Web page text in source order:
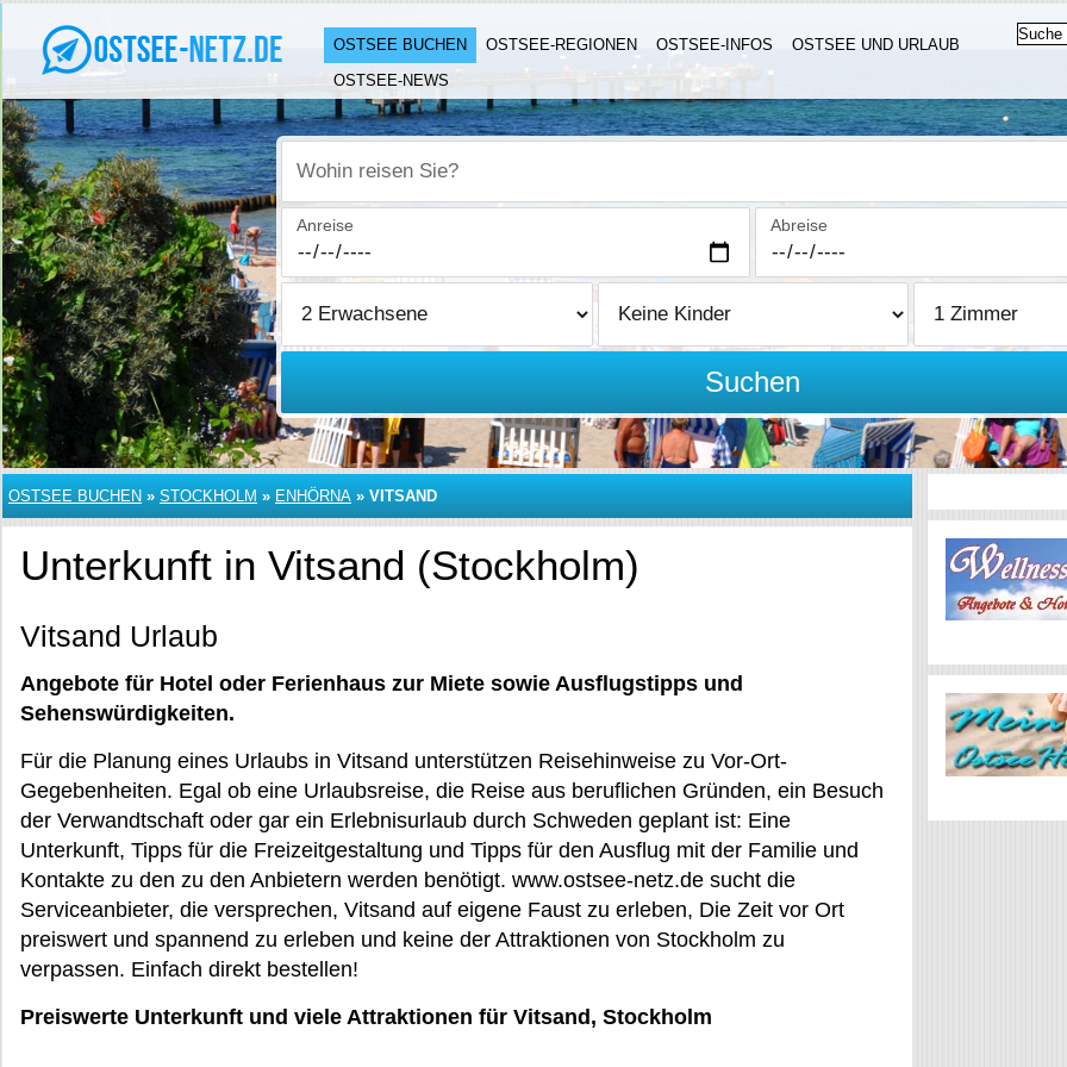
OSTSEE BUCHEN OSTSEE-REGIONEN OSTSEE-INFOS
OSTSEE UND URLAUB
OSTSEE-NEWS
Wohin reisen Sie?
Anreise Abreise
Suchen
OSTSEE BUCHEN » STOCKHOLM » ENHÖRNA » VITSAND
Unterkunft in Vitsand (Stockholm)
Vitsand Urlaub
Angebote für Hotel oder Ferienhaus zur Miete sowie Ausflugstipps und
Sehenswürdigkeiten.
Für die Planung eines Urlaubs in Vitsand unterstützen Reisehinweise zu Vor-Ort-
Gegebenheiten. Egal ob eine Urlaubsreise, die Reise aus beruflichen Gründen, ein Besuch
der Verwandtschaft oder gar ein Erlebnisurlaub durch Schweden geplant ist: Eine
Unterkunft, Tipps für die Freizeitgestaltung und Tipps für den Ausflug mit der Familie und
Kontakte zu den zu den Anbietern werden benötigt. www.ostsee-netz.de sucht die
Serviceanbieter, die versprechen, Vitsand auf eigene Faust zu erleben, Die Zeit vor Ort
preiswert und spannend zu erleben und keine der Attraktionen von Stockholm zu
verpassen. Einfach direkt bestellen!
Preiswerte Unterkunft und viele Attraktionen für Vitsand, Stockholm